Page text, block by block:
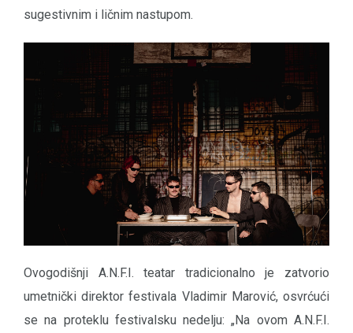
sugestivnim i ličnim nastupom.
Ovogodišnji A.N.F.I. teatar tradicionalno je zatvorio
umetnički direktor festivala Vladimir Marović, osvrćući
se na proteklu festivalsku nedelju: „Na ovom A.N.F.I.